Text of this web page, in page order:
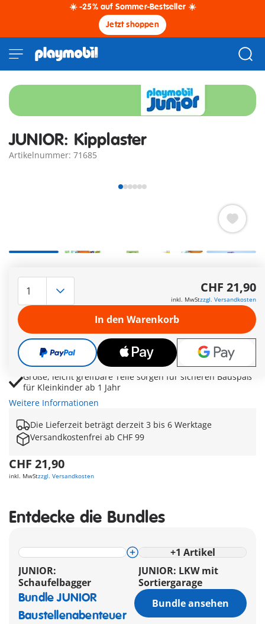
☀️ -25% auf Sommer-Bestseller ☀️
Jetzt shoppen
JUNIOR: Kipplaster
Artikelnummer: 71685
Kippmulde lässt sich an- und abkoppeln sowie nach
hinten entladen
Drei stapelbare Bausteine mit Zahlenaufdruck fördern
erstes Zählen und Sortieren
Beladen, Transportieren und Abladen trainieren
spielerisch Feinmotorik und Koordination
Große, leicht greifbare Teile sorgen für sicheren Bauspaß
für Kleinkinder ab 1 Jahr
Weitere Informationen
Die Lieferzeit beträgt derzeit 3 bis 6 Werktage
Versandkostenfrei ab CHF 99
CHF 21,90
inkl. MwStzzgl. Versandkosten
CHF 21,90
inkl. MwStzzgl. Versandkosten
In den Warenkorb
Entdecke die Bundles
JUNIOR:
Schaufelbagger
+1 Artikel
JUNIOR: LKW mit
Sortiergarage
Bundle JUNIOR
Baustellenabenteuer
Bundle ansehen